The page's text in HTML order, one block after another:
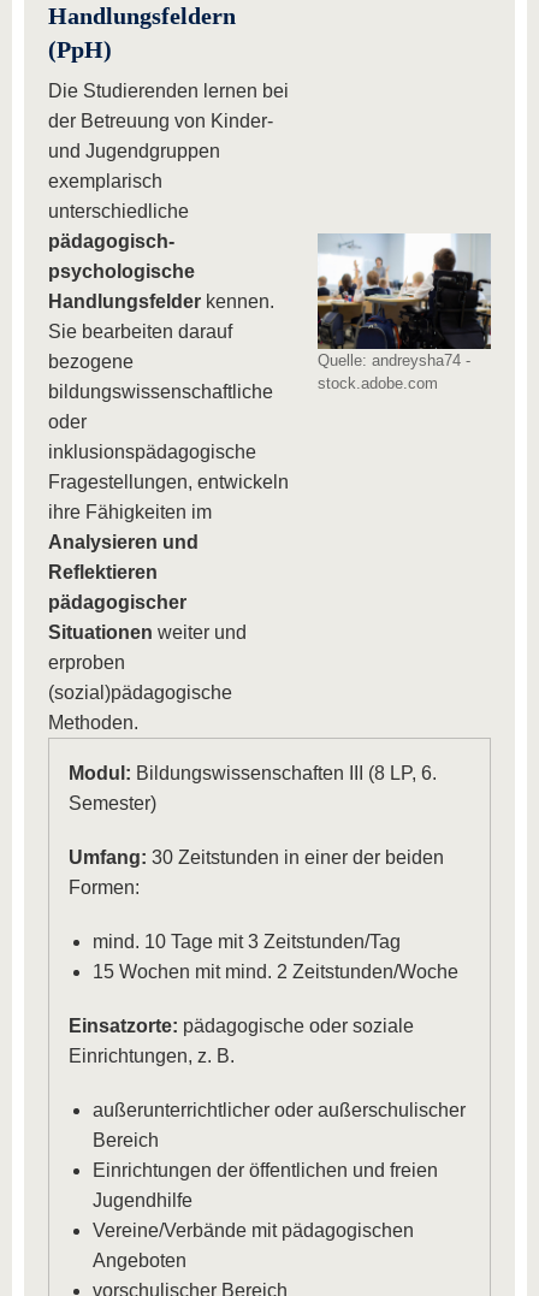
Quelle: andreysha74 -
stock.adobe.com
Handlungsfeldern
(PpH)
Die Studierenden lernen bei
der Betreuung von Kinder-
und Jugendgruppen
exemplarisch
unterschiedliche
pädagogisch-
psychologische
Handlungsfelder kennen.
Sie bearbeiten darauf
bezogene
bildungswissenschaftliche
oder
inklusionspädagogische
Fragestellungen, entwickeln
ihre Fähigkeiten im
Analysieren und
Reflektieren
pädagogischer
Situationen weiter und
erproben
(sozial)pädagogische
Methoden.
Modul: Bildungswissenschaften III (8 LP, 6.
Semester)
Umfang: 30 Zeitstunden in einer der beiden
Formen:
mind. 10 Tage mit 3 Zeitstunden/Tag
15 Wochen mit mind. 2 Zeitstunden/Woche
Einsatzorte: pädagogische oder soziale
Einrichtungen, z. B.
außerunterrichtlicher oder außerschulischer
Bereich
Einrichtungen der öffentlichen und freien
Jugendhilfe
Vereine/Verbände mit pädagogischen
Angeboten
vorschulischer Bereich